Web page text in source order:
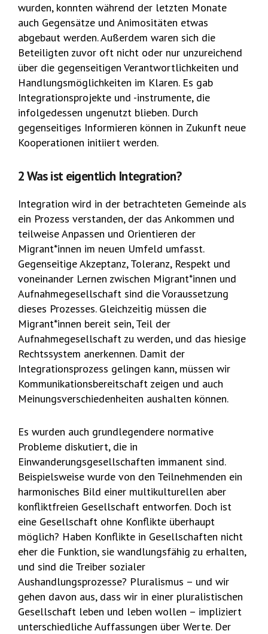
wurden, konnten während der letzten Monate
auch Gegensätze und Animositäten etwas
abgebaut werden. Außerdem waren sich die
Beteiligten zuvor oft nicht oder nur unzureichend
über die gegenseitigen Verantwortlichkeiten und
Handlungsmöglichkeiten im Klaren. Es gab
Integrationsprojekte und -instrumente, die
infolgedessen ungenutzt blieben. Durch
gegenseitiges Informieren können in Zukunft neue
Kooperationen initiiert werden.
2 Was ist eigentlich Integration?
Integration wird in der betrachteten Gemeinde als
ein Prozess verstanden, der das Ankommen und
teilweise Anpassen und Orientieren der
Migrant*innen im neuen Umfeld umfasst.
Gegenseitige Akzeptanz, Toleranz, Respekt und
voneinander Lernen zwischen Migrant*innen und
Aufnahmegesellschaft sind die Voraussetzung
dieses Prozesses. Gleichzeitig müssen die
Migrant*innen bereit sein, Teil der
Aufnahmegesellschaft zu werden, und das hiesige
Rechtssystem anerkennen. Damit der
Integrationsprozess gelingen kann, müssen wir
Kommunikationsbereitschaft zeigen und auch
Meinungsverschiedenheiten aushalten können.
Es wurden auch grundlegendere normative
Probleme diskutiert, die in
Einwanderungsgesellschaften immanent sind.
Beispielsweise wurde von den Teilnehmenden ein
harmonisches Bild einer multikulturellen aber
konfliktfreien Gesellschaft entworfen. Doch ist
eine Gesellschaft ohne Konflikte überhaupt
möglich? Haben Konflikte in Gesellschaften nicht
eher die Funktion, sie wandlungsfähig zu erhalten,
und sind die Treiber sozialer
Aushandlungsprozesse? Pluralismus – und wir
gehen davon aus, dass wir in einer pluralistischen
Gesellschaft leben und leben wollen – impliziert
unterschiedliche Auffassungen über Werte. Der